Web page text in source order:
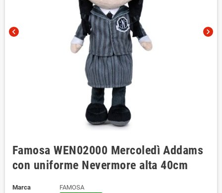
chevron_left chevron_right
Famosa WEN02000 Mercoledì Addams
con uniforme Nevermore alta 40cm
Marca
FAMOSA